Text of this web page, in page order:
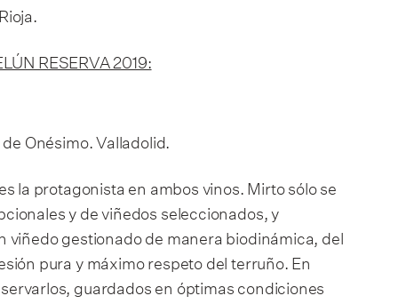
RESERVA 2019:
Onésimo. Valladolid.
la protagonista en ambos vinos. Mirto sólo se
y de viñedos seleccionados, y
viñedo gestionado de manera biodinámica, del
pura y máximo respeto del terruño. En
guardados en óptimas condiciones